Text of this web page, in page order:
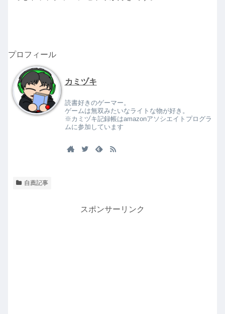
プロフィール
カミヅキ
読書好きのゲーマー。
ゲームは無双みたいなライトな物が好き。
※カミヅキ記録帳はamazonアソシエイトプログラ
ムに参加しています
自薦記事
スポンサーリンク